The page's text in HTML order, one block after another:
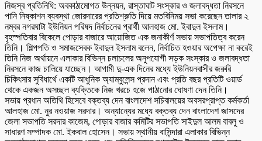
নিজস্ব প্রতিনিধি: অবকাঠামোগত উন্নয়ন, রাস্তাঘাট সংস্কার ও জলাবদ্ধতা নিরসনে
পানি নিষ্কাশন ব্যবস্থা জোরদারের প্রতিশ্রুতি দিয়ে মতবিনিময় সভা করেছেন তালার ২
নম্বর নগরঘাটা ইউনিয়ন পরিষদ নির্বাচনের প্রার্থী আলহাজ মো. ইবাদুল ইসলাম।
বৃহস্পতিবার বিকেলে পোড়ার বাজারে আয়োজিত এক জনাকীর্ণ সভায় সভাপতিত্ব করেন
তিনি। শিল্পপতি ও সমাজসেবক ইবাদুল ইসলাম বলেন, নির্বাচিত হওয়ার অপেক্ষা না করেই
তিনি নিজ অর্থায়নে এলাকার বিভিন্ন চলাচলের অনুপযোগী সড়ক সংস্কার ও জলাবদ্ধতা
নিরসনে কাজ চালিয়ে যাচ্ছেন। আগামী দু-এক দিনের মধ্যে ইউনিয়নবাসীর জরুরি
চিকিৎসার সুবিধার্থে একটি আধুনিক অ্যাম্বুলেন্স প্রদান এবং প্রতি বছর প্রতিটি ওয়ার্ড
থেকে একজন অসচ্ছল ব্যক্তিকে নিজ খরচে হজে পাঠানোর ঘোষণা দেন তিনি।
সভায় প্রধান অতিথি হিসেবে বক্তব্য দেন বাংলাদেশ সচিবালয়ের অবসরপ্রাপ্ত কর্মকর্তা
আলহাজ মো. নুর নওয়াজ সরদার। অন্যান্যের মধ্যে বক্তব্য দেন বাংলাদেশ জাসদের
জেলা সভাপতি সরদার কাজেম, পোড়ার বাজার কমিটির সভাপতি সাইদুল আলম বাবলু ও
সাধারণ সম্পাদক মো. ইকবাল হোসেন। সভায় স্থানীয় বাসিন্দারা এলাকার বিভিন্ন